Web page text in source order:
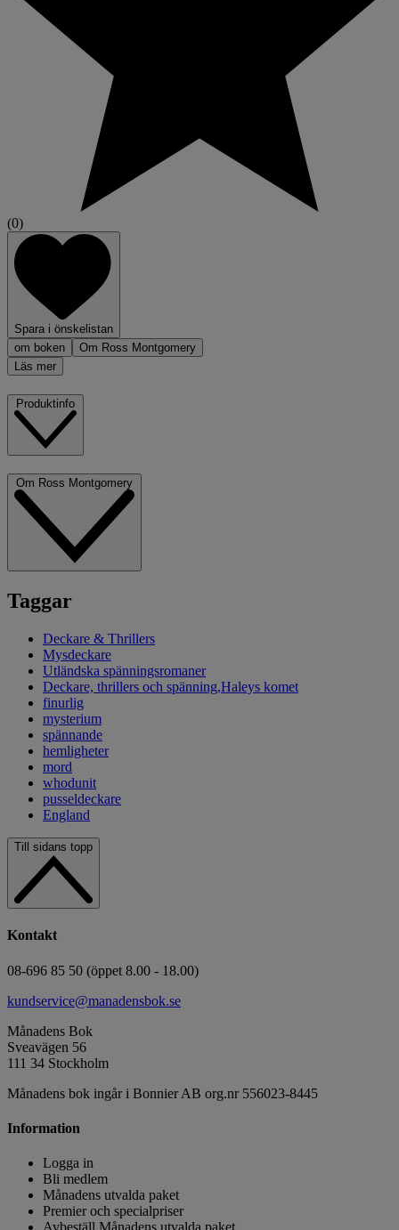
(0)
Spara i önskelistan
om boken
Om Ross Montgomery
Läs mer
Taggar
Deckare & Thrillers
Mysdeckare
Utländska spänningsromaner
Deckare, thrillers och spänning,Haleys komet
finurlig
mysterium
spännande
hemligheter
mord
whodunit
pusseldeckare
England
Till sidans topp
Kontakt
08-696 85 50 (öppet 8.00 - 18.00)
kundservice@manadensbok.se
Månadens Bok
Sveavägen 56
111 34 Stockholm
Månadens bok ingår i Bonnier AB org.nr 556023-8445
Information
Logga in
Bli medlem
Månadens utvalda paket
Premier och specialpriser